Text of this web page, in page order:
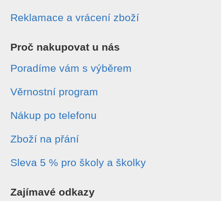
Reklamace a vrácení zboží
Proč nakupovat u nás
Poradíme vám s výběrem
Věrnostní program
Nákup po telefonu
Zboží na přání
Sleva 5 % pro školy a školky
Zajímavé odkazy